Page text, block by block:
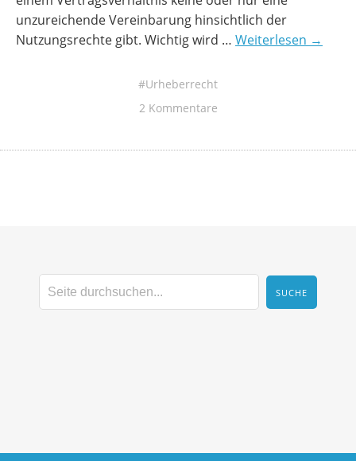
unzureichende Vereinbarung hinsichtlich der
Nutzungsrechte gibt. Wichtig wird … Weiterlesen →
Urheberrecht
2 Kommentare